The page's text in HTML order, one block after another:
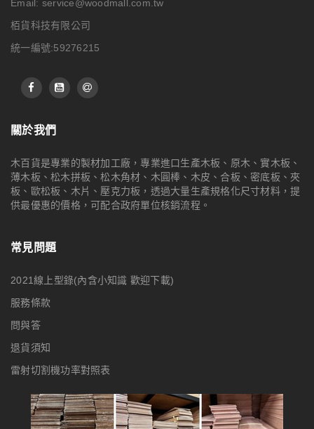
Email: service@woodmall.com.tw
栢貨科技有限公司
統一編號:59276215
關於我們
木百貨是專業的製材加工廠，專業進口生產木板、原木、實木板、
薄木板、松木拼板、松木角材、木圓棒、木皮、合板、密底板、夾
板、歐松板、木片、壓克力板，透過大量生產規格化尺寸材料，提
供最優惠的價格，可配合政府單位核銷流程。
常見問題
2021線上型錄(內含小知識 歡迎下載)
服務條款
問與答
退貨須知
雷射切割機功率對照表